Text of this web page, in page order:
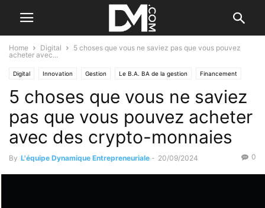
Home Digital
5 choses que vous ne saviez pas que vous pouvez
acheter avec...
Digital Innovation Gestion Le B.A. BA de la gestion Financement
Le B.A. BA du financement
5 choses que vous ne saviez
pas que vous pouvez acheter
avec des crypto-monnaies
By L'équipe Dynamique Entrepreneuriale - 20/09/2024 0